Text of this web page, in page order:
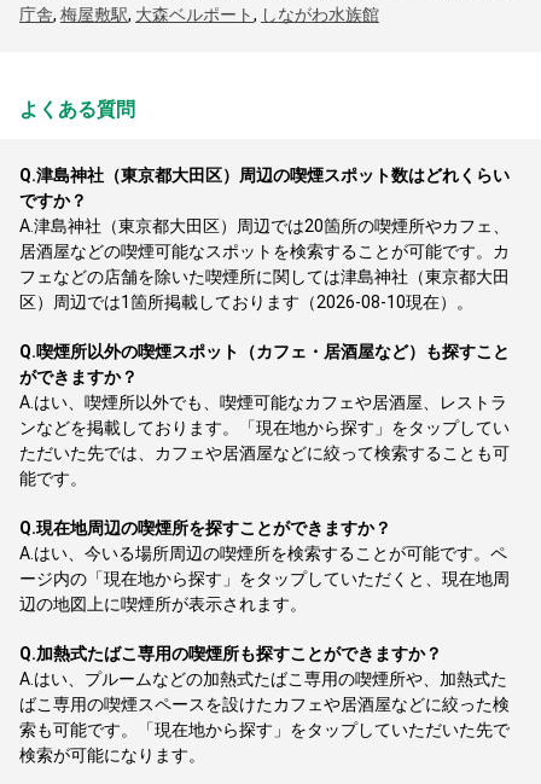
庁舎, 梅屋敷駅, 大森ベルポート, しながわ水族館
よくある質問
Q.津島神社（東京都大田区）周辺の喫煙スポット数はどれくらい
ですか？
A.津島神社（東京都大田区）周辺では20箇所の喫煙所やカフェ、
居酒屋などの喫煙可能なスポットを検索することが可能です。カ
フェなどの店舗を除いた喫煙所に関しては津島神社（東京都大田
区）周辺では1箇所掲載しております（2026-08-10現在）。
Q.喫煙所以外の喫煙スポット（カフェ・居酒屋など）も探すこと
ができますか？
A. はい、喫煙所以外でも、喫煙可能なカフェや居酒屋、レストラ
ンなどを掲載しております。「現在地から探す」をタップしてい
ただいた先では、カフェや居酒屋などに絞って検索することも可
能です。
Q.現在地周辺の喫煙所を探すことができますか？
A. はい、今いる場所周辺の喫煙所を検索することが可能です。ペ
ージ内の「現在地から探す」をタップしていただくと、現在地周
辺の地図上に喫煙所が表示されます。
Q.加熱式たばこ専用の喫煙所も探すことができますか？
A. はい、プルームなどの加熱式たばこ専用の喫煙所や、加熱式た
ばこ専用の喫煙スペースを設けたカフェや居酒屋などに絞った検
索も可能です。「現在地から探す」をタップしていただいた先で
検索が可能になります。